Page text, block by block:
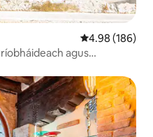
Meánrátáil
4.98 (186)